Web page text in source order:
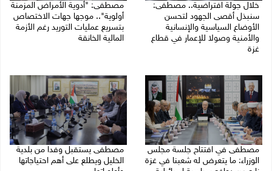
خلال جولة افتراضية.. مصطفى:
سنبذل أقصى الجهود لتحسن
الأوضاع السياسية والإنسانية
والأمنية وصولا للإعمار في قطاع
غزة
مصطفى: "أدوية الأمراض المزمنة
أولوية".. موجها جهات الاختصاص
بتسريع عمليات التوريد رغم الأزمة
المالية الخانقة
مصطفى في افتتاح جلسة مجلس
الوزراء: ما يتعرض له شعبنا في غزة
مصطفى يستقبل وفدا من بلدية
الخليل ويطلع على أهم احتياجاتها